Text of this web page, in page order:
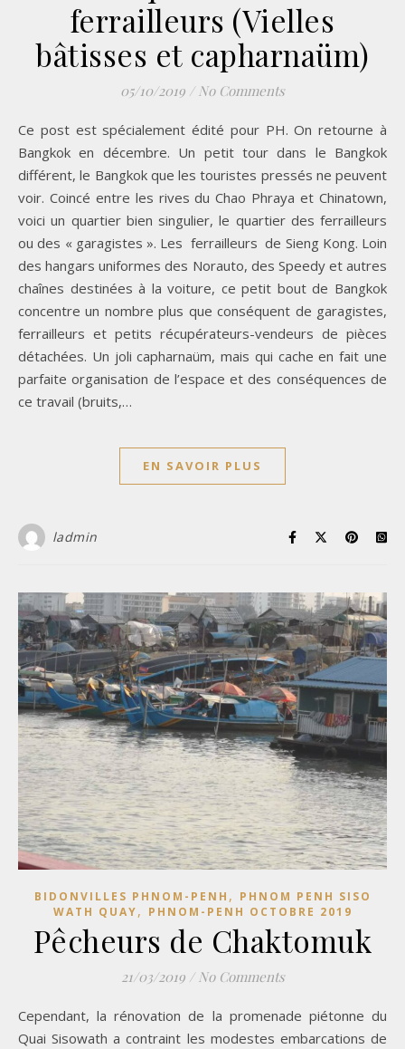
ferrailleurs (Vielles
bâtisses et capharnaüm)
05/10/2019 / No Comments
Ce post est spécialement édité pour PH. On retourne à
Bangkok en décembre. Un petit tour dans le Bangkok
différent, le Bangkok que les touristes pressés ne peuvent
voir. Coincé entre les rives du Chao Phraya et Chinatown,
voici un quartier bien singulier, le quartier des ferrailleurs
ou des « garagistes ». Les ferrailleurs de Sieng Kong. Loin
des hangars uniformes des Norauto, des Speedy et autres
chaînes destinées à la voiture, ce petit bout de Bangkok
concentre un nombre plus que conséquent de garagistes,
ferrailleurs et petits récupérateurs-vendeurs de pièces
détachées. Un joli capharnaüm, mais qui cache en fait une
parfaite organisation de l’espace et des conséquences de
ce travail (bruits,…
EN SAVOIR PLUS
ladmin
BIDONVILLES PHNOM-PENH , PHNOM PENH SISO
WATH QUAY, PHNOM-PENH OCTOBRE 2019
Pêcheurs de Chaktomuk
21/03/2019 / No Comments
Cependant, la rénovation de la promenade piétonne du
Quai Sisowath a contraint les modestes embarcations de